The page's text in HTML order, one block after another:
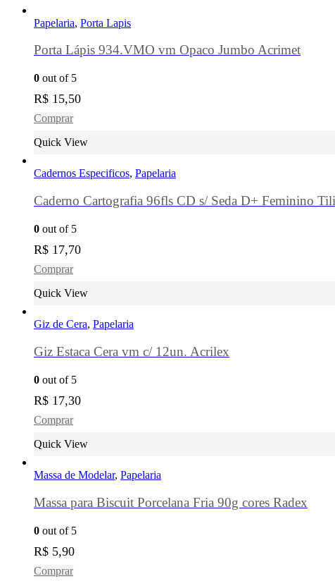
Papelaria, Porta Lapis
Porta Lápis 934.VMO vm Opaco Jumbo Acrimet
0 out of 5
R$ 15,50
Comprar
Quick View
Cadernos Especificos, Papelaria
Caderno Cartografia 96fls CD s/ Seda D+ Feminino
0 out of 5
R$ 17,70
Comprar
Quick View
Giz de Cera, Papelaria
Giz Estaca Cera vm c/ 12un. Acrilex
0 out of 5
R$ 17,30
Comprar
Quick View
Massa de Modelar, Papelaria
Massa para Biscuit Porcelana Fria 90g cores Radex
0 out of 5
R$ 5,90
Comprar